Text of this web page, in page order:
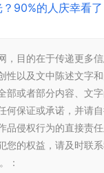
90%的人庆幸看了
，目的在于传递更多
性以及文中陈述文字
部或者部分内容、文
何保证或承诺，并请
品侵权行为的直接责
您的权益，请及时联
：